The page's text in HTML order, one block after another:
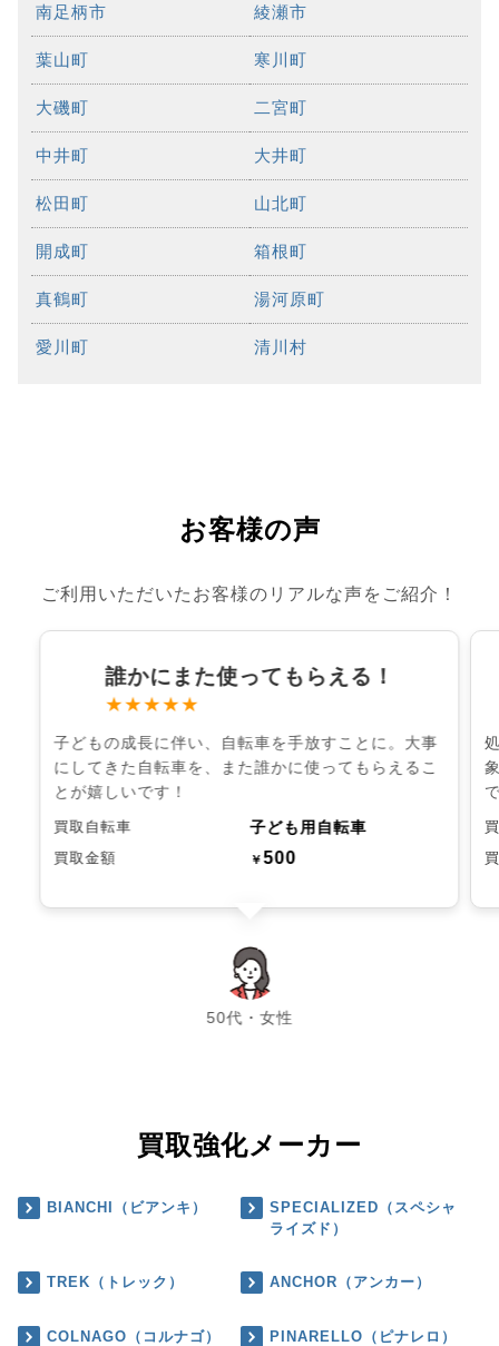
南足柄市 綾瀬市
葉山町 寒川町
大磯町 二宮町
中井町 大井町
松田町 山北町
開成町 箱根町
真鶴町 湯河原町
愛川町 清川村
お客様の声
ご利用いただいたお客様のリアルな声をご紹介！
誰かにまた使ってもらえる！
★★★★★
子どもの成長に伴い、自転車を手放すことに。大事
にしてきた自転車を、また誰かに使ってもらえるこ
とが嬉しいです！
買取自転車 子ども用自転車
買取金額 ￥500
50代・女性
chevron_left chevron_right
買取強化メーカー
BIANCHI（ビアンキ）
SPECIALIZED（スペシャ
ライズド）
TREK（トレック） ANCHOR（アンカー）
COLNAGO（コルナゴ） PINARELLO（ピナレロ）